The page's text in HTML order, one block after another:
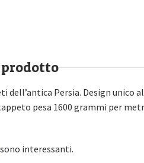
prodotto
dell’antica Persia. Design unico
pesa 1600 grammi per
sono interessanti.